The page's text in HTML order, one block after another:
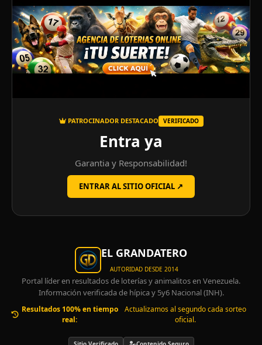
PATROCINADOR DESTACADO VERIFICADO
Entra ya
Garantia y Responsabilidad!
ENTRAR AL SITIO OFICIAL ↗
EL GRANDATERO
AUTORIDAD DESDE 2014
Portal líder en resultados de loterías y animalitos en Venezuela.
Información verificada de hípica y 5y6 Nacional (INH).
Resultados 100% en tiempo
real:
Actualizamos al segundo cada sorteo
oficial.